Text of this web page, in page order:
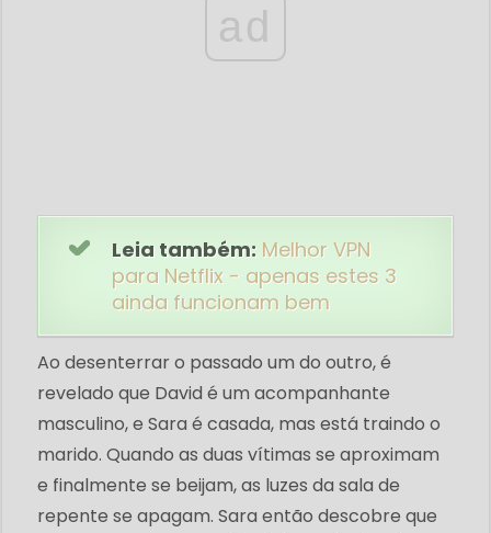
ad
Leia também: Melhor VPN
para Netflix - apenas estes 3
ainda funcionam bem
Ao desenterrar o passado um do outro, é
revelado que David é um acompanhante
masculino, e Sara é casada, mas está traindo o
marido. Quando as duas vítimas se aproximam
e finalmente se beijam, as luzes da sala de
repente se apagam. Sara então descobre que